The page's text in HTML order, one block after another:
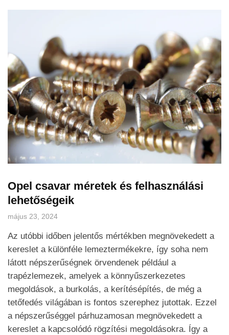
Opel csavar méretek és felhasználási
lehetőségeik
május 23, 2024
Az utóbbi időben jelentős mértékben megnövekedett a
kereslet a különféle lemeztermékekre, így soha nem
látott népszerűségnek örvendenek például a
trapézlemezek, amelyek a könnyűszerkezetes
megoldások, a burkolás, a kerítésépítés, de még a
tetőfedés világában is fontos szerephez jutottak. Ezzel
a népszerűséggel párhuzamosan megnövekedett a
kereslet a kapcsolódó rögzítési megoldásokra. Így a